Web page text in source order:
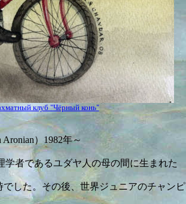
клуб "Чёрный конь"
）1982年～
者であるユダヤ人の母の間に生まれた
した。その後、世界ジュニアのチャンピ